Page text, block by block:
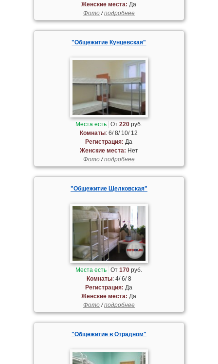
Женские места: Да
Фото/подробнее
"Общежитие Кунцевская"
Места есть От220 руб.
Комнаты: 6/ 8/ 10/ 12
Регистрация: Да
Женские места: Нет
Фото/подробнее
"Общежитие Щелковская"
Места есть От170 руб.
Комнаты: 4/ 6/ 8
Регистрация: Да
Женские места: Да
Фото/подробнее
"Общежитие в Отрадном"